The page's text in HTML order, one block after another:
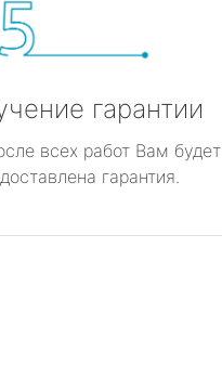
гарантии
всех работ Вам будет
гарантия.